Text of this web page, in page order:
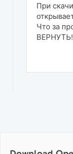
При
Что за